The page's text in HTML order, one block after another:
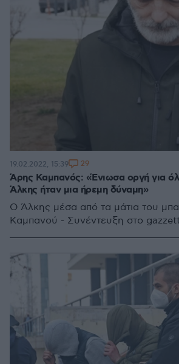
Άρης Καμπανός: «Ένιωσα οργή για
Άλκης ήταν μια ήρεμη δύναμη»
Ο Άλκης μέσα από τα μάτια του
Καμπανού - Συνέντευξη στο
19.02.2022, 15:39 29